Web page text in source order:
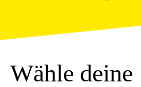
Wähle deine